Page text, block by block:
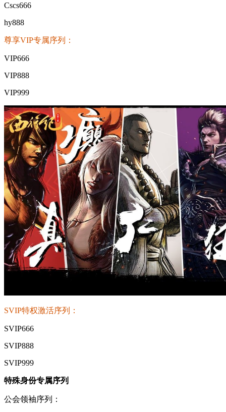
Cscs666
hy888
尊享VIP专属序列：
VIP666
VIP888
VIP999
SVIP特权激活序列：
SVIP666
SVIP888
SVIP999
特殊身份专属序列
公会领袖序列：